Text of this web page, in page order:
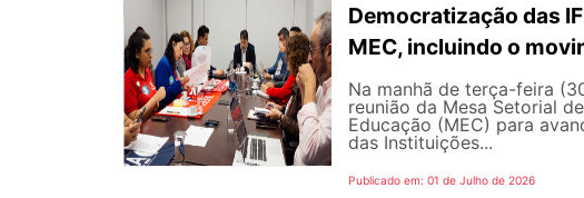
Democratização das
MEC, incluindo o
Na manhã de terça-feira
reunião da Mesa Setorial
Educação (MEC) para
das Instituições...
Publicado em: 01 de Julho de 2026